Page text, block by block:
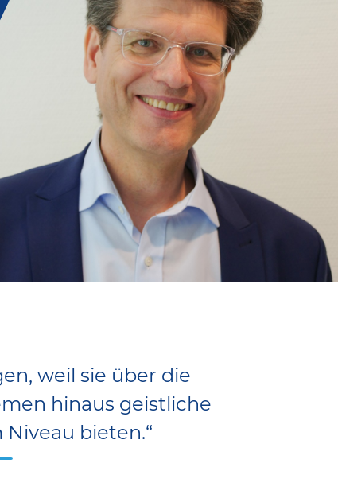
weil sie über die
hinaus geistliche
bieten.“